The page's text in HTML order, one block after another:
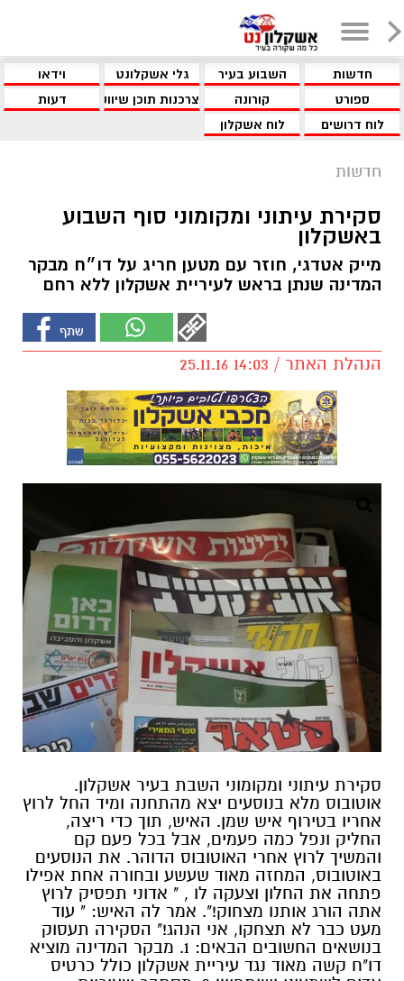
חדשות השבוע בעיר גלי אשקלונט
וידאו
ספורט
קורונה צרכנות תוכן שיווקי
דעות
לוח דרושים
לוח אשקלון
חדשות
סקירת עיתוני ומקומוני סוף השבוע
באשקלון
מייק אטדגי, חוזר עם מטען חריג על דו״ח מבקר
המדינה שנתן בראש לעיריית אשקלון ללא רחם
הנהלת האתר / 14:03 25.11.16
סקירת עיתוני ומקומוני השבת בעיר אשקלון. אוטובוס מלא בנוסעים יצא מהתחנה ומיד החל לרוץ אחריו בטירוף איש שמן. האיש, תוך כדי ריצה, החליק ונפל כמה פעמים, אבל בכל פעם קם והמשיך לרוץ אחרי האוטובוס הדוהר. את הנוסעים באוטובוס, המחזה מאוד שעשע ובחורה אחת אפילו פתחה את החלון וצעקה לו , " אדוני תפסיק לרוץ אתה הורג אותנו מצחוק!". אמר לה האיש: " עוד מעט כבר לא תצחקו, אני הנהג!" הסקירה תעסוק בנושאים החשובים הבאים: 1. מבקר המדינה מוציא דו"ח קשה מאוד נגד עיריית אשקלון כולל כרטיס אדום לשמעוני ושותפיו!! 2. מסתבר שעיריית אשקלון היא הבעייתית ביותר מבין כל הערים!!! הוכחה? "בקשר לאשקלון התקיים קשר בין משרד מבקר המדינה לבין המשטרה", נכתב בהודעת המבקר לקראת פרסום הדו"ח... !!! 3. מחלקת "התוכי המדבר" של עיריית אשקלון שמה ללעג את עצמה ואת קברניטי הטיטאניק היושבים בקומה 4!! 4. " לא האמנתי שהאיש הזה הוא איש ציבור" אשתו של אחד הסוחרים בשוק העירוני התלוננה במשטרה כי ממלא מקום ראש העיר אפיר מור תקף אותה במהלך ההגרלה אודות מיקום הדוכנים בשוק החדש!! 5. "הוזה הדעות" שמעוני בהתבטאות שגרתית אומר : "תם העידן שבו ילדינו מסתתרים תחת שולחנות בשעת חרום" !! הוא רק "שכח" לספר לתלמידי בית הספר נאות אשקלון שכבר 3 שנים הוא לא מצליח לבנות להם מרחבים מוגנים!!! 6. גן חצב בנאות אשקלון הושבת השבוע לשעתיים... הסיבה? עקיצות, אלרגיות, תולעים, פגרים של בעלי חיים ועוד... ההורים טוענים שאין דשא סינטטי.. מוזר מאוד הרי שמעוני טען שיהיה דשא סינטטי בכל גן!!! 7. אשקלון זוכה בחמישה כוכבי יופי בתחרות "קריה יפה ומקיימת " בטקס נכח מנהל האגף לתיאום מערכות עירוניות משה ג'רפי או בשמו המלא "יד ימינו" של הכישלון חיים סופר!! כל הכבוד על הפרס!! 8. שמעוני טוען שהם עושים כל שביכולתם לשמור על ניקיון העיר וטיפוח הרחובות ...חחח עשרות ניקוזים שבורים, מדרכות הרוסות, הרים של פסולת בניין ועוד ועוד מוכיחות שטענתו של שמעוני שקר גס!!! בכלל אם בשיא היכולת אלו הן התוצאות בשטח הרי שמנכ"ל עיריית אשקלון חיים סופר הוא כישלון חרוץ!!! 9. נחנכו חמישה גנים חדשים בשכונת הרצוג... כל הכבוד!!! בתקציב 2016 נטען ל 24 גנים חדשים... 21 מעונות יום... 4 בתי ספר חדשים ועוד ועוד ועוד!!! קומה 4 כשלה כישלון חרוץ בניהול תקציב 2016!!! 10. "הכתבת" למדה מילה חדשה... "הצצה נדירה" והיא מספקת לנו "הצצה נדירה" להליך קבלת ההחלטות במכרזים של עיריית אשקלון.. "הצצה נדירה" להכנות של עו"ד ששי גז לשימוע של שמעוני... אני יספק לכם הצצה נדירה ל "כתבת" שהיא סוג נפוץ של "תוכי מדבר"!!! 11. פרקליטו של שמעוני, עו"ד ששי גז אומר : " בטוח שכל מעשיו כשרים לחלוטין... יש אופוזיציות שמנסות להפיל ולא בוחלות בשום דרך.... התרשמתי שידו לא במעש.... הוא לא ביצע שום עבירה... הוא ביצע את הדברים הללו בדרך הישרה והכשרה ביותר... " עו"ד גז לא ציפתי שתגיד משהו אחר.. את מכבסת המילים תציג יום א' הקרוב בשימוע!!! 1. סוגרים שבוע... המקומון לציבור הדתי.... תמיד טענתי שהמקומון מגמתי מאוד ואין הוא אובייקטיבי!! סוג לא נדיר של "תוכי מדבר" מאולף ע"י האכלת יד!!! ביום שלישי האחרון התפרסם דו"ח חמור מאוד של מבקר המדינה בקשר לעיריית אשקלון... באורך לא פלא כתבה בנושא לא מופיע השבת במקומון!!!! הסיבה? דו"ח שחושף נפוטיזם טהור של הנהלת העיר!! אין לי ספק שזה מאוד מעניין את ציבור קוראי המקומון.. בעל המקומון חושב אחרת!!! האכלת היד של "התוכי המדבר" ע"י עיריית אשקלון דהיינו כסף גוברת על האובייקטיביות וזכות הקוראים לדעת!! ציון נכשל כולל אמירה פשוטה... בושה וחרפת עולם!!! 2. כאן דרום... כותרת העיתון "לשכת התעסוקה" מבקר המדינה פרסם דוח חריף על הליכי מינויים של 13 בעלי תפקידים בעירייה, שלכולם קשר פוליטי לראש העירייה איתמר שמעוני!!! הכותרת "לשכת התעסוקה" כותרת חכמה של כתב חכם בשם דודי לוי... עמודים 16 עד 18 כתבה מעולה על דוח מבקר המדינה... כמעט בכל המינויים תנאי הסף של "המכרז" הותאמו לכישורי המועמדים!!! כדי שהסקירה לא תהיה ארוכה בכל עיתון או מקומון אתייחס למינוי אחד או שניים... נהגו של ראש העיר יגאל גואטה... היה פעיל מרכזי במטה שמעוני... הגיש מועמדות 21 יום לאחר תום המועד להגשת הבקשות... התוצאה? נבחר!! מסקנה? נפוטיזם טהור... במקרה הנדון אני מכיר אישית את הנהג ואני טוען שזה מינוי מעולה שסך הכל לא מריח טוב... קב"ט מוסדות חינוך רפי קדוש.. תרם 5000 שקל בתקופת הבחירות!! רוב חברי הוועדה שבחרה בו בעלי זיקה פוליטית לשמעוני!! מעיריית אשקלון באמצעות "התוכי המדבר" נמסר בתגובה על ממצאי הדו"ח : "מאז נכנסה הנהלת העירייה החדשה לתפקידה אויישו למעלה מ-200 תקנים ברשות על שלוחותיה השונות, במטרה לתת מענה הולם לעלייה הניכרת בהיקפי הפעילות בכל התחומים, ולייעל ולשפר את השירות הניתן לתושבי העיר. המבקר מתמקד במספר קטן יחסית של מינויים בהם נתגלו בעיקר בעיות פרוצדוראליות. אנו למדים את מסקנות הדו"ח לגבי המינויים שנבדקו, וכבר ביצענו תוך כדי הביקורת מהלכים שנועדו לתקן את הליקויים הטכניים, על מנת להבטיח הליכי מינוי ראויים וכשרים של מועמדים לתפקידים השונים ברשות, כפי שנעשה עד כה" חחח תגובה הזויה המעליבה את האינטליגנציה של התושבים!!! ממצאים חמורים של מבקר המדינה מסתכמים ע"י התוכי המדבר כליקויים טכניים ובעיות פרוצדוראליות!!! 😂😂😂!!! עמוד 24 קבוצת נ.ג'אן שרכשה את מוקד ח.א.ש הגישה השבוע תביעה בגובה של שני מיליון שקלים נגד צביקה בן שבת בטענה כי המוקדהחדש שלו עושה שימוש אסור בשם מוקד ח.א.ש.. צביקה בן שבת בתגובה אומר : "עדיף שיתעסקו בעשייה ולא בתפל " ... היה עדיף מאוד שג'אן יניח לאיש החסד בן שבת להתרומם ולהתפרנס בכבוד לאחר נפילה קשה מאוד.. כמו שמתחם ח.א.ש ברחוב ההדרים התפתח משטח קטן למתחם ענק כולל חלק תת קרקעי גדול.. מסעדה.. מטבח ועוד... מגיע לצביקה להקים מוקד חדש דבר שהוא אוהב ומתמחה בו!!! מי שיחליט מאיזה מוקד הוא רוצה לקבל שרות אלה הם הלקוחות בלבד ובורא עולם!!! עיתון מעולה כולל מגמה אובייקטיבית לחלוטין עם ציון מעולה. 3. אובייקטיבי... המגזין של אשקלון... עמודים 10 עד 14 קומוניקטים של מחלקת "התוכי המדבר".. עמודים 16 ו 17 קומוניקטים של עיריית שדרות.. עמוד 20 סיפור מאוד יפה עם הכותרת :" אומנות הכישלון" הסיפור מספר על רנדי שכל מה שהיה עושה בחיים היה נכשל בו!! באחד מראיונות העבודה רנדי התבקש לכתוב את הכישלונות שהיו לו ב 10 שנים האחרונות ללא מילה אחת אודות קורות חייו והתארים שיש לו... לתדהמתו של רנדי הוא התקבל לעבודה!!! "איך זה שמכל האנשים שהגיעו לראיון הצלחתי דווקא אני להתקבל ?!" שאל רנדי המופתע... המנהל השיב :" תראה רנדי אנחנו צרכים אנשים שדבקים במטרה ואינם מתייאשים מכישלונות.. " 😂😂 מנכ"ל עיריית אשקלון חיים סופר שמתברר בשלוש השנים האחרונות ככישלון אחד גדול.. איך הסיפור? כאן אני חייב להתייחס לבעל המגזין שמעון בן חיים שגם דבק במטרה ובחברות שלו עם חיים סופר... כתבה על דוח מבקר המדינה שצובע בשחור את המינוי את סופר אין כאן!!!! טור חובה של עו"ד שלומי סוויסה בעניין הדוח אין השבוע!!! הסיבה? אצל בן חיים חברות זו נאמנות!!! כאשר בן חיים מבטיח לספק סלון הוא מקיים!! כאשר בן חיים מבטיח צבע אדום הוא מקיים!! 😊😊 השבוע גם מתכון אין !! בן חיים לפחות הייתה מכניס איזה מתכון של בורקס או רגל קרושה...😂😂 מגזין לקקני עם ציון נכשל!!! לשאלתכם החכמה מה ההבדל בין סוגרים שבוע לבין אובייקטיבי ? אז אין שום הבדל!! בן חיים בכל פורום טוען שהחברות שלו עם חיים סופר גורמת לו להיות "אובייקטיבי" !!! אלי קליין מסוגרים שבוע טוען שהוא אובייקטיבי 😂😂!!! 4. קול העיר אשקלון... בשער צילום של ספר דוח מבקר המדינה לשנת 2016...עמודים 12 עד 15 כתבה טובה על דוח המבקר... תפקיד סגן מנהל המרינה ... נמצא שהוא בן זוגה של מועמדת מספר 9 ברשימתו של שמעוני למועצת עיריית אשקלון... הליקוי במכרז ? תנאי הסף הותאמו לכישורי המועמד ... בוועדת ההתקשרויות שני חברים בלבד... ליקויים בעריכת הפרוטוקול!!! עמוד 18 קומוניקט! מזל טוב.. 19 בנות מאשקלון חגגו בת מצווה קהילתית משותפת במסגרת פרוייקט של אגף הרווחה בעיריית אשקלון... כל הכבוד לעוסקים במלאה לראש העיר.. לאגף הרווחה .. לאולמי רפאלי.. לסופה ביילין .. בית הספר 'אורט אדיבי' ... תבורכו מפי עליון כל הכבוד והתשבחות!!! עמוד 19 קומוניקט! חמישה כוכבי יופי לאשקלון בתחרות 'קריה יפה ומקיימת' "התוכי המדבר" טוען שאשקלון הצטיינה בטיפוח חזות העיר והעלאת איכות החיים והסביבה בקרב תושבי העיר😂😂 !!! תגיד "תוכי מדבר" אתה בטוח שאתה מדבר על העיר אשקלון? 1. הרי פסולת בניין בעיר. 2. מדרחות שבורות. 3. ניקוזים הרוסים. 4. חובות עצומים של עיריית אשקלון. 5. ניהול תקציב כושל ללא עמידה כמעט בשום יעד. 6. מחסור בתעסוקה ופקקי תנועה קשים שגורמים לירידה באיכות החיים!! "תוכי מדבר" אני חוזר ואומר הפער בין המצב בשטח לבין השטויות שאתה כותב הוא בלתי נסבל ונתפס !! מקומון עם מגמה לא יציבה.... השבוע הציון טוב בשל התייחסות סבירה לדוח מבקר המדינה. 5. ידיעות אשקלון... כותרת השער "אנשי שלומו" בתמונה שמעוני וסביבו חלק מהמינויים הפוליטיים .. הם פעלו למען בחירתו של שמעוני לראשות העירייה וחלקם תרמו כספים לסיעתו... בתמורה מונו לתפקידי מפתח בעיריי תוך שינוי תנאי המכרזים והתאמתם לכשוריהם!!! החלק החשוב ביותר המוכיח עד כמה הדוח קשה הוא הציטוט הבא "בקשר לאשקלון התקיים קשר בין משרד מבקר המדינה לבין המשטרה", נכתב בהודעת המבקר לקראת פרסום הדו"ח. !!! הווה אומר שהזמנת המבוקרים למשרד המבקר כולל קשר בחקירת להב 433 כולל חשיפת הקשר הפוליטי שלהם לשמעוני כולל הלוואות כספים הם אשר הוכיחו מטרת המינויים והם אשר סייעו רבות ללהב 433 ולפרקליטות לגבש כתב אישום חמור נגד שמעוני!! עמודים 22 עד 24 כתבה מעולה על דוח המבקר... כאן אתייחס למינוי הבכיר ביותר אליו התייחס המבקר בדוח .. מנכ"ל עיריית אשקלון חיים סופר... על פי הדוח בוועדת המכרזים לבחירת עובדים בכירים השתתפו נציגים מהקואליציה בלבד!! המבקר אומר " מן הראוי היה שאחד מהם יהיה מהאופוזיציה " נ.ב באחת מישיבות המועצה בני וקנין טען שחיים סופר אדם משכיל מחונן אבל נעדר כל נסיון מוניציפאלי ונסיון ולכן הוא לא מתאים!!! אם רק היו מקשיבים לפעמים לשלמה כהן .. בני וקנין ... ריקי שי .. ורמי סופר שמעוני ושות' לא היו מגיעים לאבדון מוחלט!!!! נחזור לכישלון חיים סופר... "המועמד סופר פירט בפני חברי הוועדה את השכלתו וניסיונו המקצועי ובזה הסתיים הראיון שלו קבע המבקר.. הוא לא נשאל כל שאלה בעניין כישוריו או התאמתו לתפקיד ונבחר פה אחד... " עוד מוסיף המבקר שחיים סופר היה פעיל מרכזי במטה שמעוני ואף הלווה לסיעתו בחודש אוקטובר 2013 כ 5000 שקל!! לקרוא ולא להאמין!!!! משרד מבקר המדינה העיר לעיריית אשקלון ולעומד בראשה כי הפגמים האמורים באיוש ועדת המכרזים לבחירת עובדים בכירים מנעו ממנה לבצע כיאות את התפקיד היחיד שיועד לה בפקודת העיריות בעניין מינוי מועמד לתפקיד מנכ"ל עירייה - לבחון את כשירותו והתאמתו. מדובר בפגם מהותי בהליך המינוי, שמעלה ספק ממשי אם ההליך היה ראוי. לעניין המכרז לתפקיד מנכ"ל עיריית אשקלון מסר משרד הפנים כי מסמכי הקליטה ייבחנו מחדש והעירייה תונחה בהתאם !!! מעניין מאוד כיצד שמעוני יתמודד עם מינוי כושל כזה!!! עוד מבוקר שסופג ביקורת קשה הוא רמי טל "שזכה" בתפקיד חדש בעירייה "מנהל יחידת סיור שטח במוקד העירוני" נשמע כמו מפקד 'דובדבן' 😂😂 רמי היה מבקר בכתבות ובטוריו האישיים את תפקודו של ראש העירייה הקודם בני וקנין ולשבח את שמעוני!! בוועדה של "המכרז" שלו ישבו נציגים בעלי זיקה פוליטית לשמעוני!!! המבקר העיר לעירייה בחומרה כי נראה שהיה ניסיון להתאים את דרישות התפקיד במכרז לכישוריו של מי שנבחר!!! מינוי פוליטי לתפקיד מיותר בהחלט!!!! עמוד 26 סוחרת בשוק הגישה